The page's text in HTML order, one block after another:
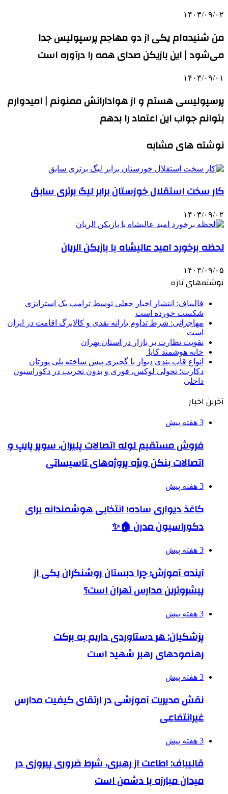
۱۴۰۳/۰۹/۰۲
من شنیده‌ام یکی از دو مهاجم پرسپولیس جدا
می‌شود | این بازیکن صدای همه را درآوره است
۱۴۰۳/۰۹/۰۱
پرسپولیسی هستم و از هوادارانش ممنونم | امیدوارم
بتوانم جواب این اعتماد را بدهم
نوشته های مشابه
کار سخت استقلال خوزستان برابر لیگ برتری سابق
۱۴۰۳/۰۹/۰۲
لحظه برخورد امید عالیشاه با بازیکن الریان
۱۴۰۳/۰۹/۰۵
نوشته‌های تازه
قالیباف: انتشار اخبار جعلی توسط ترامپ یک استراتژی
شکست خورده است
مهاجرانی: شرط تداوم یارانه نقدی و کالابرگ اقامت در ایران
است
تقویت نظارت بر بازار در استان تهران
خانه هوشمند کایا
انواع قاب بندی دیوار با گچبری پیش ساخته پلی یورتان
دکارت؛ تحولی لوکس، فوری و بدون تخریب در دکوراسیون
داخلی
آخرین اخبار
3 هفته پیش
فروش مستقیم لوله اتصالات پلیران، سوپر پایپ و
اتصالات بنکن ویژه پروژه‌های تاسیساتی
3 هفته پیش
کاغذ دیواری ساده؛ انتخابی هوشمندانه برای
دکوراسیون مدرن 🏠✨
3 هفته پیش
آینده آموزش؛ چرا دبستان روشنگران یکی از
پیشروترین مدارس تهران است؟
3 هفته پیش
پزشکیان: هر دستاوردی داریم به برکت
رهنمودهای رهبر شهید است
3 هفته پیش
نقش مدیریت آموزشی در ارتقای کیفیت مدارس
غیرانتفاعی
3 هفته پیش
قالیباف: اطاعت از رهبری، شرط ضروری پیروزی در
میدان مبارزه با دشمن است